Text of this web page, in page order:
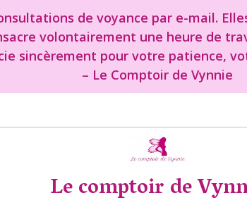
de voyance par e-mail.
volontairement une heure de
sincèrement pour votre patience,
– Le Comptoir de Vynnie
Le comptoir de